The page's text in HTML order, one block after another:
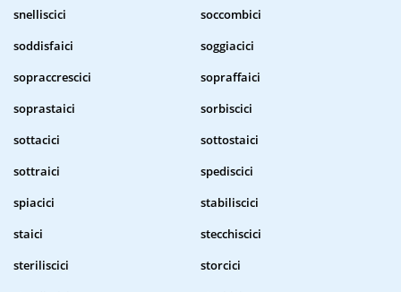
snelliscici
soccombici
soddisfaici
soggiacici
sopraccrescici
sopraffaici
soprastaici
sorbiscici
sottacici
sottostaici
sottraici
spediscici
spiacici
stabiliscici
staici
stecchiscici
steriliscici
storcici